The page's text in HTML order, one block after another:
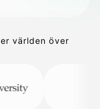
världen över